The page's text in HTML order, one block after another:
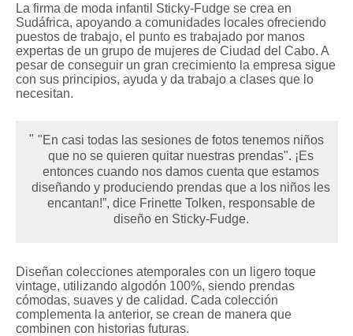
La firma de moda infantil Sticky-Fudge se crea en
Sudáfrica, apoyando a comunidades locales ofreciendo
puestos de trabajo, el punto es trabajado por manos
expertas de un grupo de mujeres de Ciudad del Cabo. A
pesar de conseguir un gran crecimiento la empresa sigue
con sus principios, ayuda y da trabajo a clases que lo
necesitan.
"En casi todas las sesiones de fotos tenemos niños
que no se quieren quitar nuestras prendas". ¡Es
entonces cuando nos damos cuenta que estamos
diseñando y produciendo prendas que a los niños les
encantan!”, dice Frinette Tolken, responsable de
diseño en Sticky-Fudge.
Diseñan colecciones atemporales con un ligero toque
vintage, utilizando algodón 100%, siendo prendas
cómodas, suaves y de calidad. Cada colección
complementa la anterior, se crean de manera que
combinen con historias futuras.